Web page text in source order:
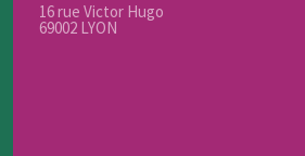
16 rue Victor Hugo
69002 LYON